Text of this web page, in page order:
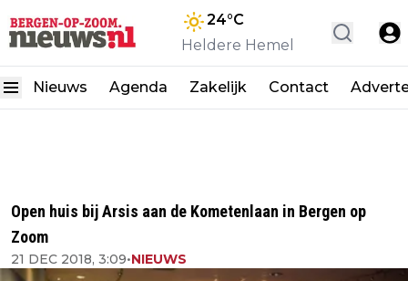
24°C
Heldere Hemel
Nieuws Agenda Zakelijk Contact
Open huis bij Arsis aan de Kometenlaan in Bergen op
Zoom
21 DEC 2018, 3:09•NIEUWS